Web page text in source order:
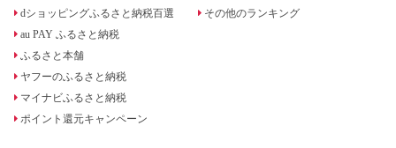
dショッピングふるさと納税百選
au PAY ふるさと納税
ふるさと本舗
ヤフーのふるさと納税
マイナビふるさと納税
ポイント還元キャンペーン
その他のランキング